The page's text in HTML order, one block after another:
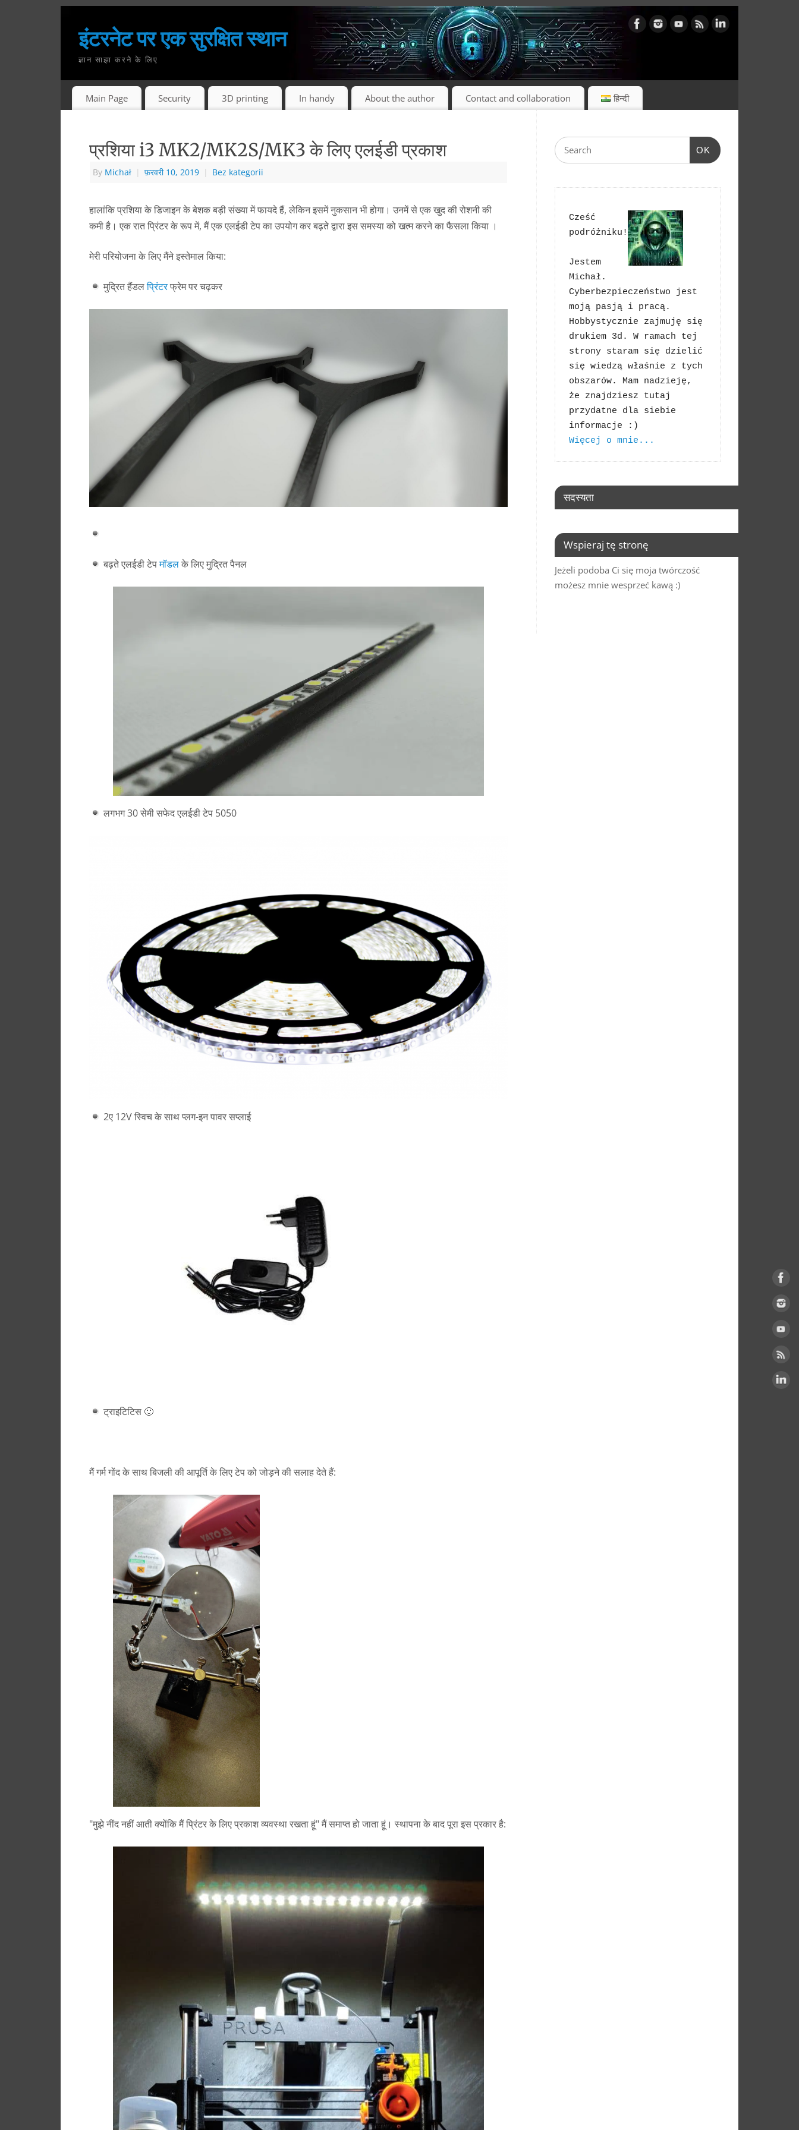
इंटरनेट पर एक सुरक्षित स्थान
ज्ञान साझा करने के लिए
Main Page Security 3D printing In handy About the author Contact and collaboration हिन्दी
प्रशिया i3 MK2/MK2S/MK3 के लिए एलईडी प्रकाश
By Michał | फ़रवरी 10, 2019 | Bez kategorii
हालांकि प्रशिया के डिजाइन के बेशक बड़ी संख्या में फायदे हैं, लेकिन इसमें नुकसान भी होगा। उनमें से एक खुद की रोशनी की
कमी है। एक रात प्रिंटर के रूप में, मैं एक एलईडी टेप का उपयोग कर बढ़ते द्वारा इस समस्या को खत्म करने का फैसला किया ।
मेरी परियोजना के लिए मैंने इस्तेमाल किया:
मुद्रित हैंडलप्रिंटरफ्रेम पर चढ़कर
बढ़ते एलईडी टेपमॉडलके लिए मुद्रित पैनल
लगभग 30 सेमी सफेद एलईडी टेप 5050
2ए 12V स्विच के साथ प्लग-इन पावर सप्लाई
ट्राइटिटिस 🙂
मैं गर्म गोंद के साथ बिजली की आपूर्ति के लिए टेप को जोड़ने की सलाह देते हैं:
"मुझे नींद नहीं आती क्योंकि मैं प्रिंटर के लिए प्रकाश व्यवस्था रखता हूं" मैं समाप्त हो जाता हूं। स्थापना के बाद पूरा इस प्रकार है:
OK
Cześć
podróżniku!
Jestem
Michał.
Cyberbezpieczeństwo jest
moją pasją i pracą.
Hobbystycznie zajmuję się
drukiem 3d. W ramach tej
strony staram się dzielić
się wiedzą właśnie z tych
obszarów. Mam nadzieję,
że znajdziesz tutaj
przydatne dla siebie
Więcej o mnie...
सदस्यता
Wspieraj tę stronę
Jeżeli podoba Ci się moja twórczość
możesz mnie wesprzeć kawą :)